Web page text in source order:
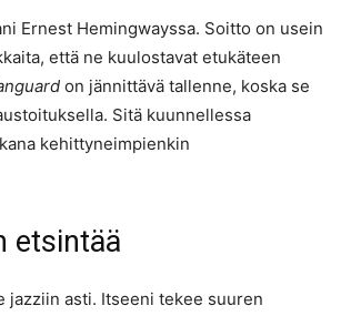
Ernest Hemingwayssa. Soitto on usein
että ne kuulostavat etukäteen
on jännittävä tallenne, koska se
Sitä kuunnellessa
kehittyneimpienkin
etsintää
jazziin asti. Itseeni tekee suuren